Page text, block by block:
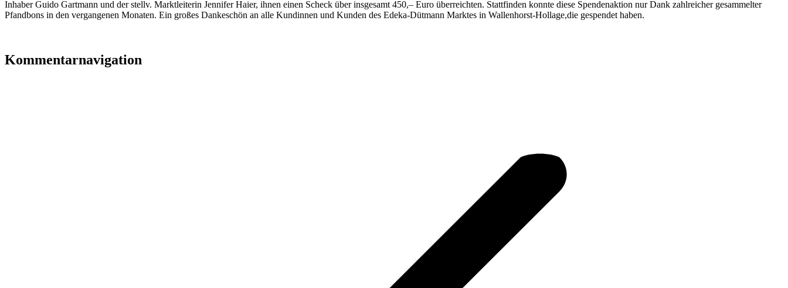
Inhaber Guido Gartmann und der stellv. Marktleiterin Jennifer Haier, ihnen einen Scheck über insgesamt 450,– Euro überreichten. Stattfinden konnte diese Spendenaktion nur Dank zahlreicher gesammelter
Pfandbons in den vergangenen Monaten. Ein großes Dankeschön an alle Kundinnen und Kunden des Edeka-Dütmann Marktes in Wallenhorst-Hollage,die gespendet haben.
Kommentarnavigation